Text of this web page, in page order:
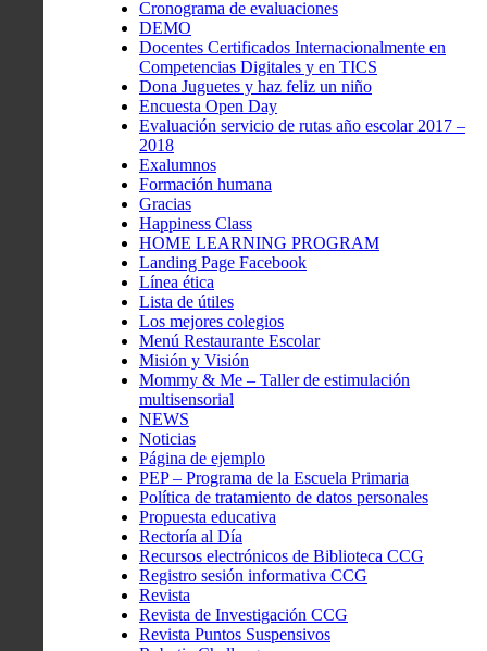
Cronograma de evaluaciones
DEMO
Docentes Certificados Internacionalmente en
Competencias Digitales y en TICS
Dona Juguetes y haz feliz un niño
Encuesta Open Day
Evaluación servicio de rutas año escolar 2017 –
2018
Exalumnos
Formación humana
Gracias
Happiness Class
HOME LEARNING PROGRAM
Landing Page Facebook
Línea ética
Lista de útiles
Los mejores colegios
Menú Restaurante Escolar
Misión y Visión
Mommy & Me – Taller de estimulación
multisensorial
NEWS
Noticias
Página de ejemplo
PEP – Programa de la Escuela Primaria
Política de tratamiento de datos personales
Propuesta educativa
Rectoría al Día
Recursos electrónicos de Biblioteca CCG
Registro sesión informativa CCG
Revista
Revista de Investigación CCG
Revista Puntos Suspensivos